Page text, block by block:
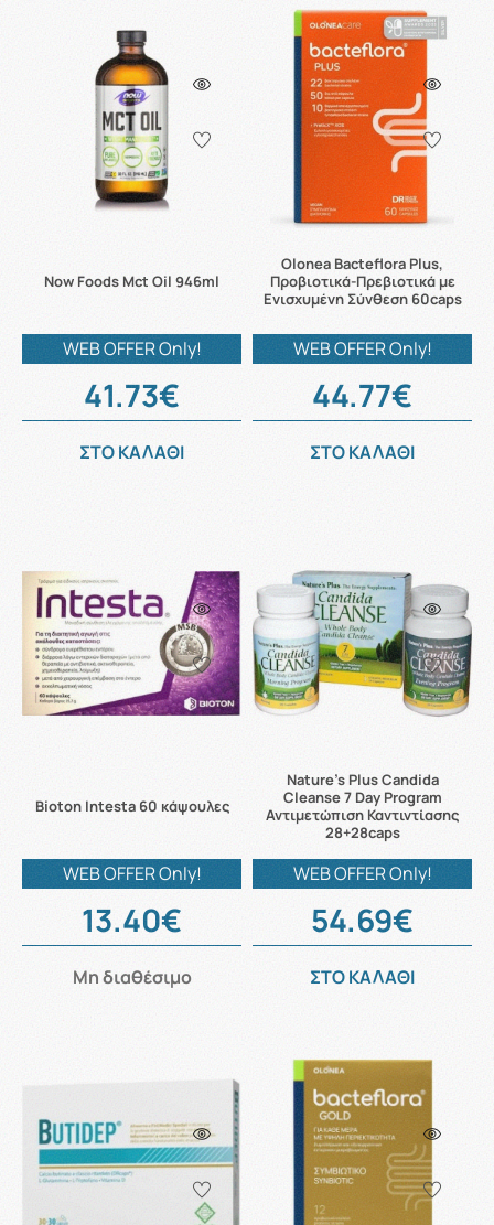
Now Foods Mct Oil 946ml
WEB OFFER Only!
41.73€
ΣΤΟ ΚΑΛΑΘΙ
Olonea Bacteflora Plus,
Προβιοτικά-Πρεβιοτικά με
Ενισχυμένη Σύνθεση 60caps
WEB OFFER Only!
44.77€
ΣΤΟ ΚΑΛΑΘΙ
Bioton Intesta 60 κάψουλες
WEB OFFER Only!
13.40€
Μη διαθέσιμο
Nature's Plus Candida
Cleanse 7 Day Program
Αντιμετώπιση Καντιντίασης
28+28caps
WEB OFFER Only!
54.69€
ΣΤΟ ΚΑΛΑΘΙ